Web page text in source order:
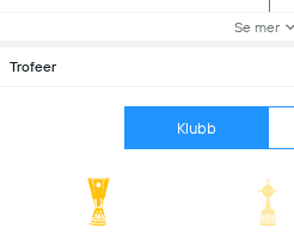
Se mer
Trofeer
Klubb